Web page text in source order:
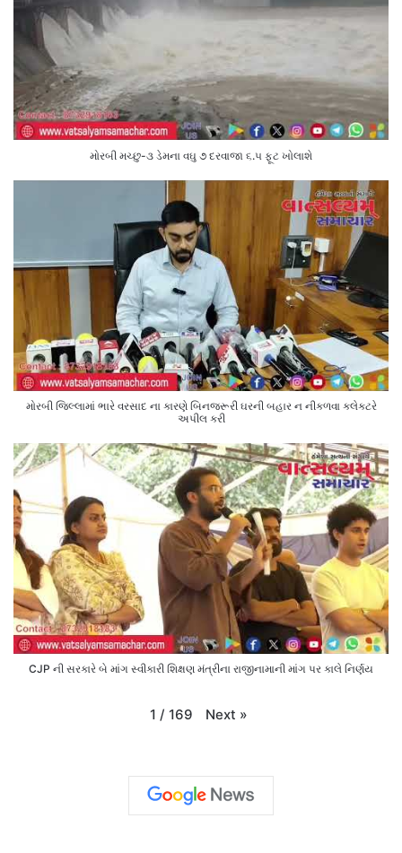
મોરબી મચ્છુ-૩ ડેમના વઘુ ૭ દરવાજા ૬.૫ ફૂટ ખોલાશે
મોરબી જિલ્લામાં ભારે વરસાદ ના કારણે બિનજરૂરી ઘરની બહાર ન નીકળવા કલેક્ટરે
અપીલ કરી
CJP ની સરકારે બે માંગ સ્વીકારી શિક્ષણ મંત્રીના રાજીનામાની માંગ પર કાલે નિર્ણય
1 / 169 Next »